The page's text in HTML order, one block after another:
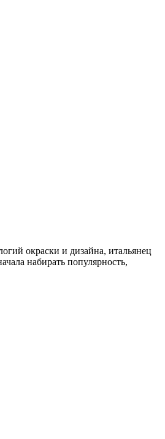
окраски и дизайна, итальянец
набирать популярность,